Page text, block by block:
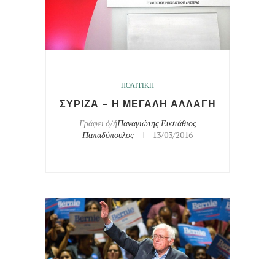
ΠΟΛΙΤΙΚΗ
ΣΥΡΙΖΑ – Η ΜΕΓΑΛΗ ΑΛΛΑΓΗ
Γράφει ό/ήΠαναγιώτης Ευστάθιος
Παπαδόπουλος
13/03/2016